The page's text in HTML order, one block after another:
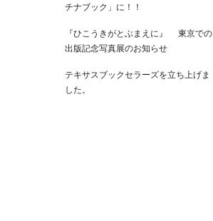
チナブック」に！！
『ひこうきがとぶまえに』 東京での
出版記念写真展のお知らせ
テキサスブックセラーズを立ち上げま
した。